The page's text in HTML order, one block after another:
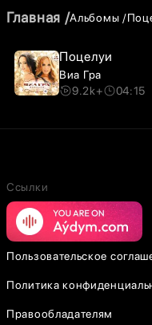
Главная Альбомы
Поцелуи
Виа Гра
9.2k+
04:15
Ссылки
Пользовательское
Политика
Правообладателям